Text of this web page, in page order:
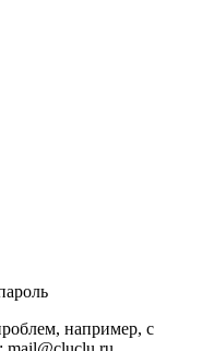
например, с